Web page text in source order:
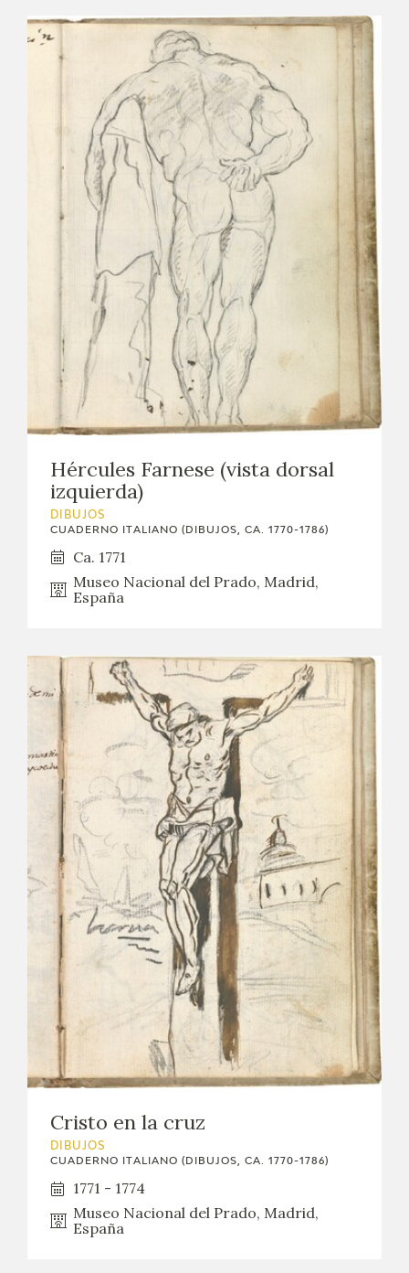
Hércules Farnese (vista dorsal
izquierda)
DIBUJOS
CUADERNO ITALIANO (DIBUJOS, CA. 1770-1786)
Ca. 1771
Museo Nacional del Prado, Madrid,
España
Cristo en la cruz
DIBUJOS
CUADERNO ITALIANO (DIBUJOS, CA. 1770-1786)
1771 - 1774
Museo Nacional del Prado, Madrid,
España